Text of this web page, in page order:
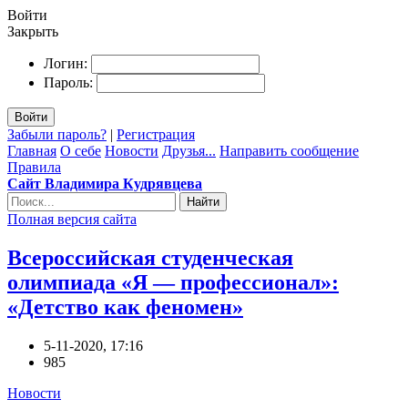
Войти
Закрыть
Логин:
Пароль:
Войти
Забыли пароль? | Регистрация
Главная О себе Новости Друзья... Направить сообщение
Правила
Сайт Владимира Кудрявцева
Найти
Полная версия сайта
Всероссийская студенческая
олимпиада «Я — профессионал»:
«Детство как феномен»
5-11-2020, 17:16
985
Новости